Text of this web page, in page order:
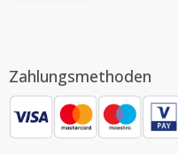
Zahlungsmethoden